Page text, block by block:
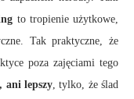
to tropienie użytkowe,
Tak praktyczne, że
poza zajęciami tego
ani lepszy, tylko, że ślad